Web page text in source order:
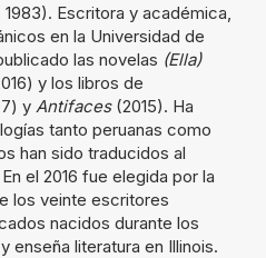
1983). Escritora y académica,
en la Universidad de
las novelas (Ella)
y los libros de
y Antifaces (2015). Ha
tanto peruanas como
han sido traducidos al
el 2016 fue elegida por la
los veinte escritores
nacidos durante los
enseña literatura en Illinois.